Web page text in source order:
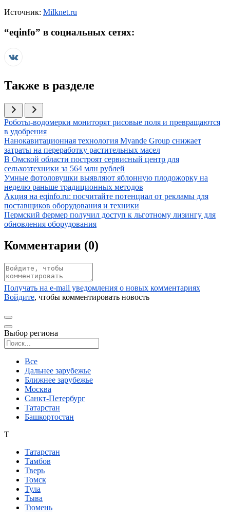
Источник: Milknet.ru
“eqinfo” в социальных сетях:
Также в разделе
Иллюстрация новости
Роботы-водомерки мониторят рисовые поля и превращаются
в удобрения
Иллюстрация новости
Нанокавитационная технология Myande Group снижает
затраты на переработку растительных масел
Иллюстрация новости
В Омской области построят сервисный центр для
сельхозтехники за 564 млн рублей
Иллюстрация новости
Умные фотоловушки выявляют яблонную плодожорку на
неделю раньше традиционных методов
Иллюстрация новости
Акция на eqinfo.ru: посчитайте потенциал от рекламы для
поставщиков оборудования и техники
Иллюстрация новости
Пермский фермер получил доступ к льготному лизингу для
обновления оборудования
Комментарии (0)
Получать на e‑mail уведомления о новых комментариях
Войдите, чтобы комментировать новость
Выбор региона
Все
Дальнее зарубежье
Ближнее зарубежье
Москва
Санкт-Петербург
Татарстан
Башкортостан
Т
Татарстан
Тамбов
Тверь
Томск
Тула
Тыва
Тюмень